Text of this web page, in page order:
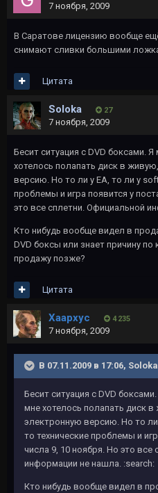
7 ноября, 2009
В Саратове лицензию вообще
снимают сливки большими
Цитата
Soloka 27
7 ноября, 2009
Бесит ситуация с DVD боксами.
хотелось полапать диск в
версию. Но то ли у EA, то ли у
проблемы и игра появится у
это все сплетни. Официальной
Кто нибудь вообще видел в
DVD боксы или знает причину по
продажу позже?
Цитата
Хаархус 4 235
7 ноября, 2009
В 07.11.2009 в 17:06,
Бесит ситуация с DVD
мне хотелось полапать диск в
электронную версию. Но то
то технические проблемы и
числа 9, 10 ноября. Но это все
информации не нашла. :search:
Кто нибудь вообще видел в